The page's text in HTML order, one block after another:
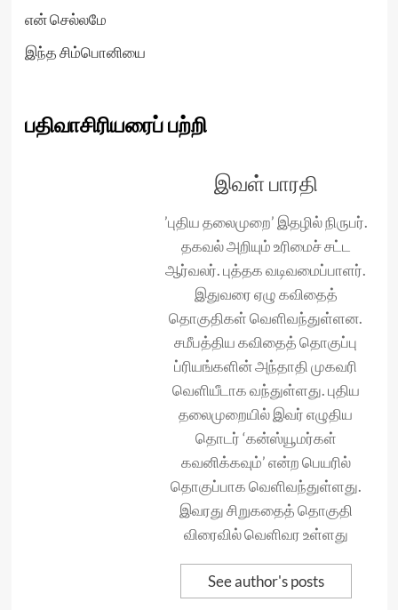
என் செல்லமே
இந்த சிம்பொனியை
பதிவாசிரியரைப் பற்றி
இவள் பாரதி
’புதிய தலைமுறை’ இதழில் நிருபர்.
தகவல் அறியும் உரிமைச் சட்ட
ஆர்வலர். புத்தக வடிவமைப்பாளர்.
இதுவரை ஏழு கவிதைத்
தொகுதிகள் வெளிவந்துள்ளன.
சமீபத்திய கவிதைத் தொகுப்பு
ப்ரியங்களின் அந்தாதி முகவரி
வெளியீடாக வந்துள்ளது. புதிய
தலைமுறையில் இவர் எழுதிய
தொடர் ‘கன்ஸ்யூமர்கள்
கவனிக்கவும்’ என்ற பெயரில்
தொகுப்பாக வெளிவந்துள்ளது.
இவரது சிறுகதைத் தொகுதி
விரைவில் வெளிவர உள்ளது
See author's posts